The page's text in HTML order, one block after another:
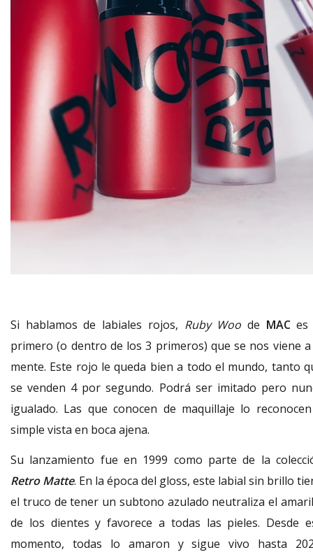
Si hablamos de labiales rojos, Ruby Woo de MACes
primero (o dentro de los 3 primeros) que se nos viene
mente. Este rojo le queda bien a todo el mundo, tanto
se venden 4 por segundo. Podrá ser imitado pero
igualado. Las que conocen de maquillaje lo
simple vista en boca ajena.
Su lanzamiento fue en 1999 como parte de la
Retro Matte. En la época del gloss, este labial sin brillo
el truco de tener un subtono azulado neutraliza el
de los dientes y favorece a todas las pieles. Desde
momento, todas lo amaron y sigue vivo hasta